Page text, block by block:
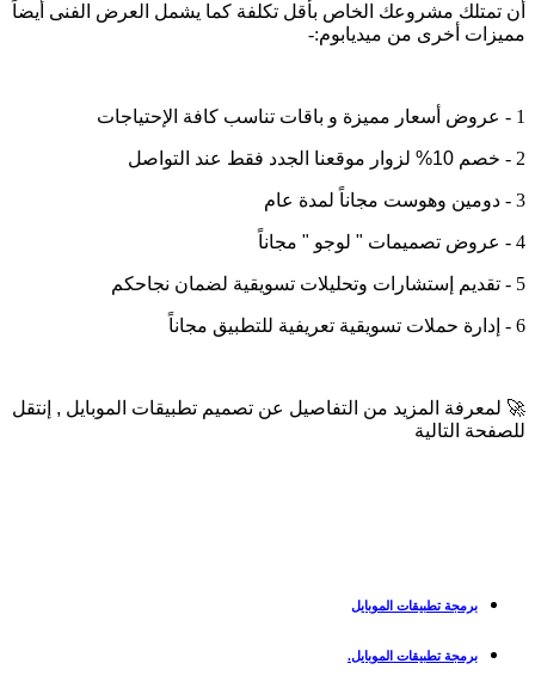
أن تمتلك مشروعك الخاص بأقل تكلفة كما يشمل العرض الفنى أيضاً
مميزات أخرى من ميديابوم:-
1 - عروض أسعار مميزة و باقات تناسب كافة الإحتياجات
2 - خصم 10% لزوار موقعنا الجدد فقط عند التواصل
3 - دومين وهوست مجاناً لمدة عام
4 - عروض تصميمات " لوجو " مجاناً
5 - تقديم إستشارات وتحليلات تسويقية لضمان نجاحكم
6 - إدارة حملات تسويقية تعريفية للتطبيق مجاناً
🚀 لمعرفة المزيد من التفاصيل عن تصميم تطبيقات الموبايل , إنتقل
للصفحة التالية
برمجة تطبيقات الموبايل
برمجة تطبيقات الموبايل.